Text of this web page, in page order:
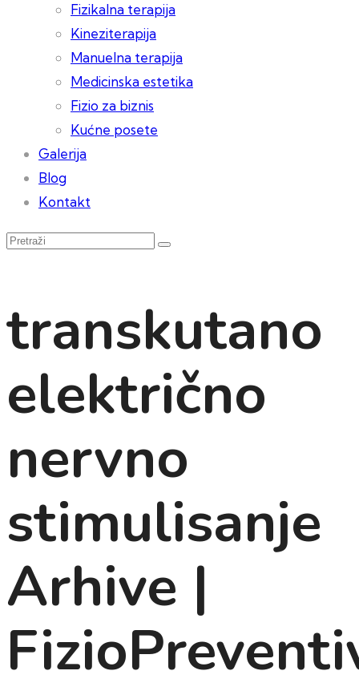
Fizikalna terapija
Kineziterapija
Manuelna terapija
Medicinska estetika
Fizio za biznis
Kućne posete
Galerija
Blog
Kontakt
transkutano
električno
nervno
stimulisanje
Arhive |